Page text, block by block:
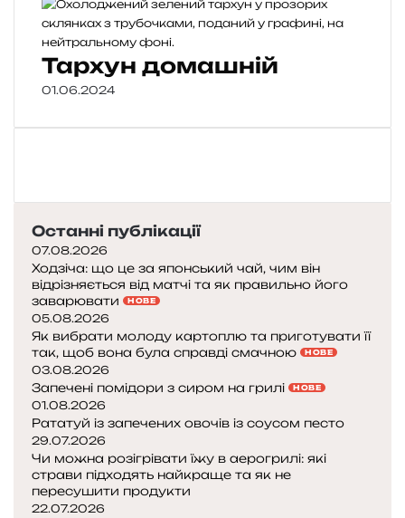
Тархун домашній
01.06.2024
Останні публікації
07.08.2026
Ходзіча: що це за японський чай, чим він
відрізняється від матчі та як правильно його
заварювати
НОВЕ
05.08.2026
Як вибрати молоду картоплю та приготувати її
так, щоб вона була справді смачною
НОВЕ
03.08.2026
Запечені помідори з сиром на грилі НОВЕ
01.08.2026
Рататуй із запечених овочів із соусом песто
29.07.2026
Чи можна розігрівати їжу в аерогрилі: які
страви підходять найкраще та як не
пересушити продукти
22.07.2026